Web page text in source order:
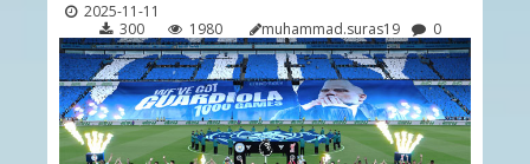
2025-11-11
300
1980 muhammad.suras19 0